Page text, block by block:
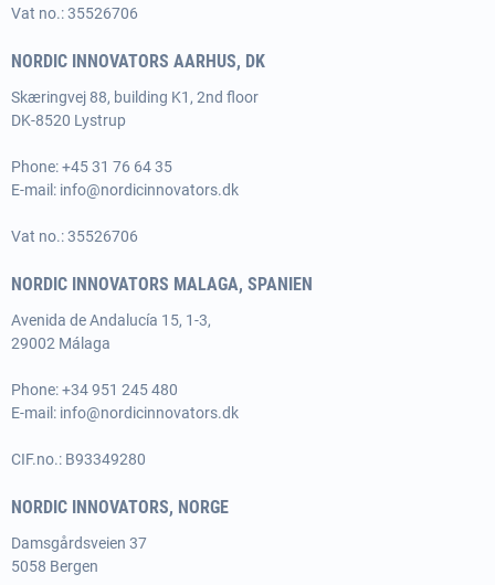
Vat no.: 35526706
NORDIC INNOVATORS AARHUS, DK
Skæringvej 88, building K1, 2nd floor
DK-8520 Lystrup
Phone:+45 31 76 64 35
E-mail: info@nordicinnovators.dk
Vat no.: 35526706
NORDIC INNOVATORS MALAGA, SPANIEN
Avenida de Andalucía 15, 1-3,
29002 Málaga
Phone:+34 951 245 480
E-mail: info@nordicinnovators.dk
CIF.no.: B93349280
NORDIC INNOVATORS, NORGE
Damsgårdsveien 37
5058 Bergen